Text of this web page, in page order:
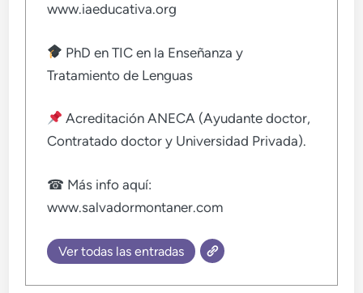
www.iaeducativa.org
PhD en TIC en la Enseñanza y
Tratamiento de Lenguas
Acreditación ANECA (Ayudante doctor,
Contratado doctor y Universidad Privada).
☎ Más info aquí:
www.salvadormontaner.com
Ver todas las entradas